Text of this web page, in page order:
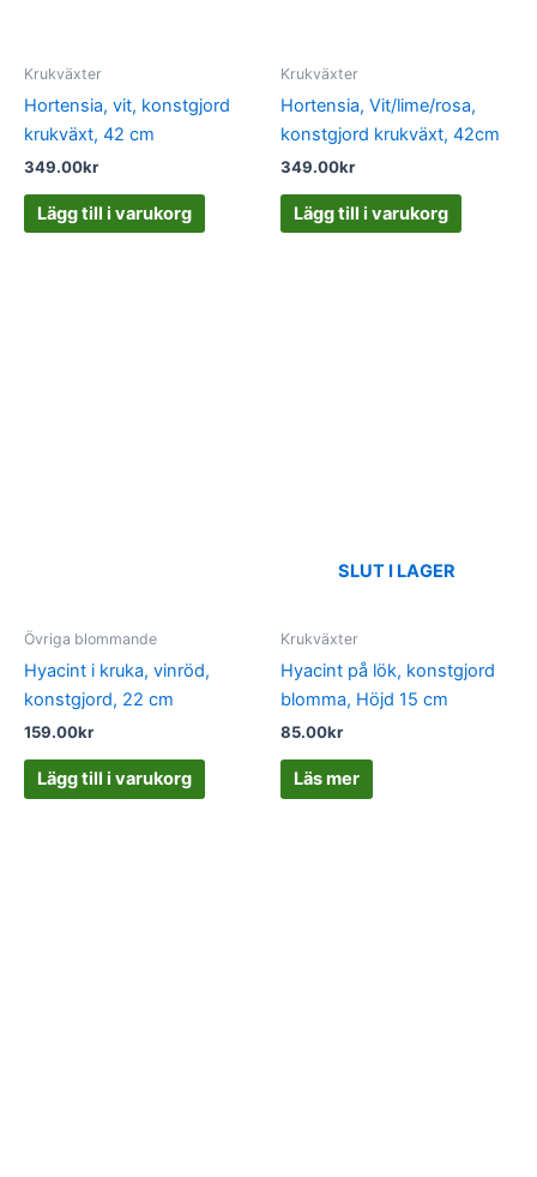
Krukväxter
Hortensia, vit, konstgjord
krukväxt, 42 cm
349.00kr
Lägg till i varukorg
Krukväxter
Hortensia, Vit/lime/rosa,
konstgjord krukväxt, 42cm
349.00kr
Lägg till i varukorg
Övriga blommande
Hyacint i kruka, vinröd,
konstgjord, 22 cm
159.00kr
Lägg till i varukorg
SLUT I LAGER
Krukväxter
Hyacint på lök, konstgjord
blomma, Höjd 15 cm
85.00kr
Läs mer